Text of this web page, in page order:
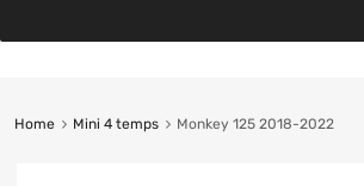
Home Mini 4 temps Monkey 125 2018-2022